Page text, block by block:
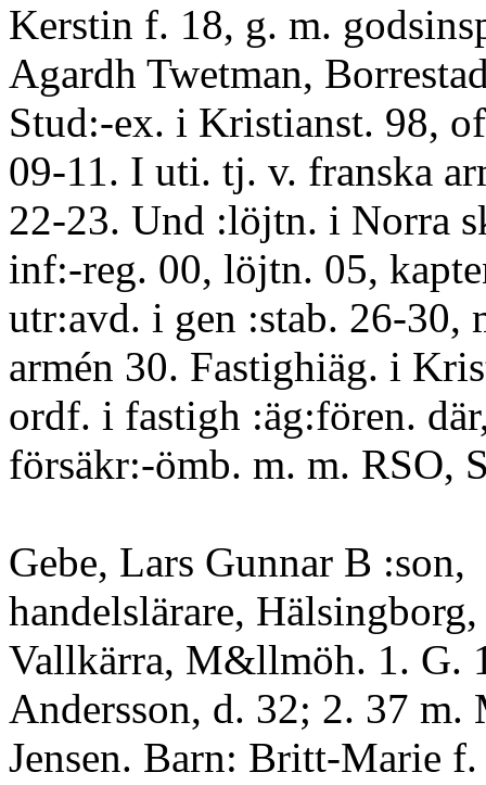
Kerstin f. 18, g. m.
Agardh Twetman,
Stud:-ex. i Kristianst. 98,
09-11. I uti. tj. v. franska
22-23. Und :löjtn. i Norra
inf:-reg. 00, löjtn. 05,
utr:avd. i gen :stab. 26-30,
armén 30. Fastighiäg. i
ordf. i fastigh :äg:fören.
försäkr:-ömb. m. m. RSO,
Gebe, Lars Gunnar B :son,
handelslärare,
Vallkärra, M&llmöh. 1. G.
Andersson, d. 32; 2. 37 m.
Jensen. Barn: Britt-Marie